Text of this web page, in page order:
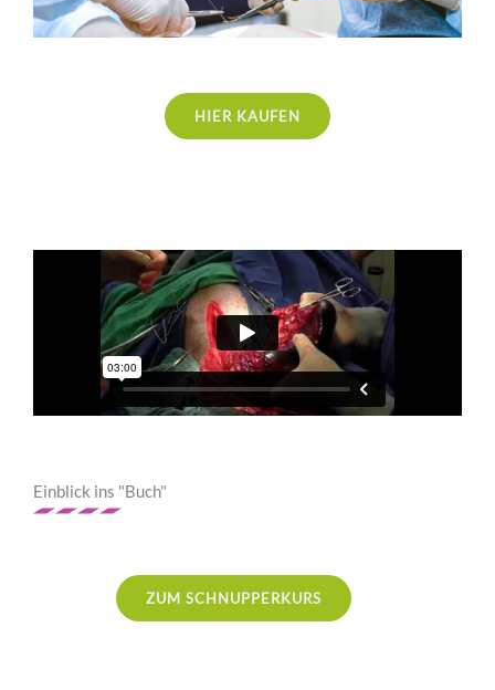
HIER KAUFEN
Einblick ins "Buch"
ZUM SCHNUPPERKURS